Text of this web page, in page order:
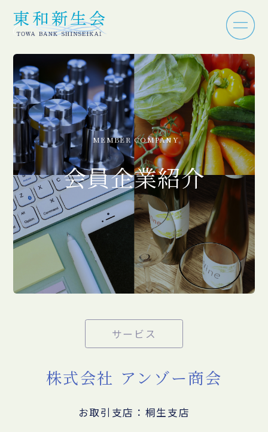
MEMBER COMPANY
会員企業紹介
サービス
株式会社 アンゾー商会
お取引支店：桐生支店